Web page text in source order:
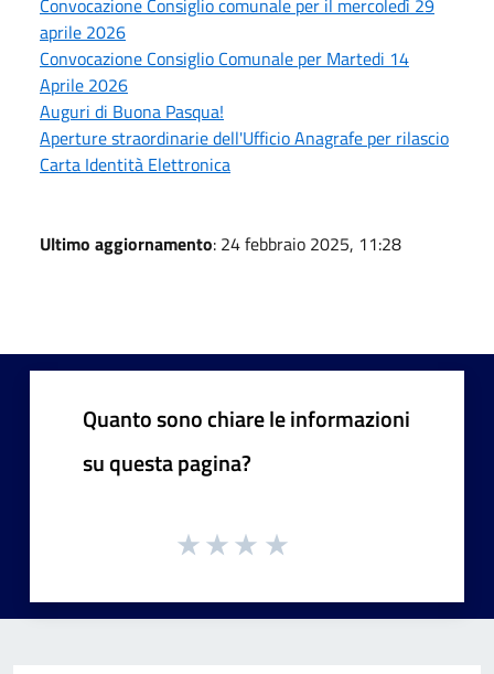
aprile 2026
Convocazione Consiglio Comunale per Martedi 14
Aprile 2026
Auguri di Buona Pasqua!
Aperture straordinarie dell'Ufficio Anagrafe per rilascio
Carta Identità Elettronica
Ultimo aggiornamento: 24 febbraio 2025, 11:28
Quanto sono chiare le informazioni
su questa pagina?